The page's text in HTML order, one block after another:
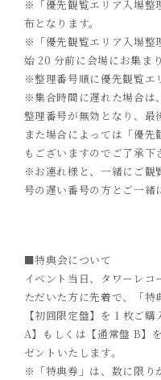
※「優先観覧エリア入場整
布となります。
※「優先観覧エリア入場整
始 20 分前に会場にお集ま
※整理番号順に優先観覧エ
※集合時間に遅れた場合は
整理番号が無効となり、最
また場合によっては「優
もございますのでご了承下
※お連れ様と、一緒にご観
号の遅い番号の方とご一緒
■特典会について
イベント当日、
タワーレコ
ただいた方に先着で、「特
【初回限定盤】を 1 枚ご購
A】もしくは【通常盤 B】を
ゼント いたします。
※「特典券」は、数に限り